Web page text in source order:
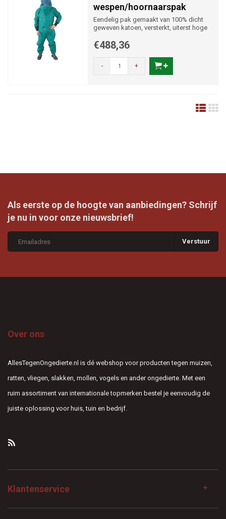
wespen/hoornaarspak
Eendelig pak gemaakt van 100% dicht
geweven katoen, versterkt, uiterst hoge
€488,36
- +
Als eerste op de hoogte van aanbiedingen? Schrijf
je nu in voor onze nieuwsbrief!
Verstuur
Over ons
AllesTegenOngedierte.nl is dé webshop voor producten tegen muizen,
ratten, vliegen, slakken, mollen, vogels en ander ongedierte. Met een
ruim assortiment van internationale topmerken bestel je eenvoudig de
juiste oplossing voor huis, tuin en bedrijf.
Klantenservice